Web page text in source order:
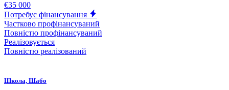
€35 000
Потребує фінансування
Частково профінансуваний
Повністю профінансуваний
Реалізовується
Повністю реалізований
Школа, Шабо